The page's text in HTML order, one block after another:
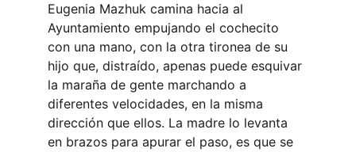
Eugenia Mazhuk camina hacia al
Ayuntamiento empujando el cochecito
con una mano, con la otra tironea de su
hijo que, distraído, apenas puede esquivar
la maraña de gente marchando a
diferentes velocidades, en la misma
dirección que ellos. La madre lo levanta
en brazos para apurar el paso, es que se